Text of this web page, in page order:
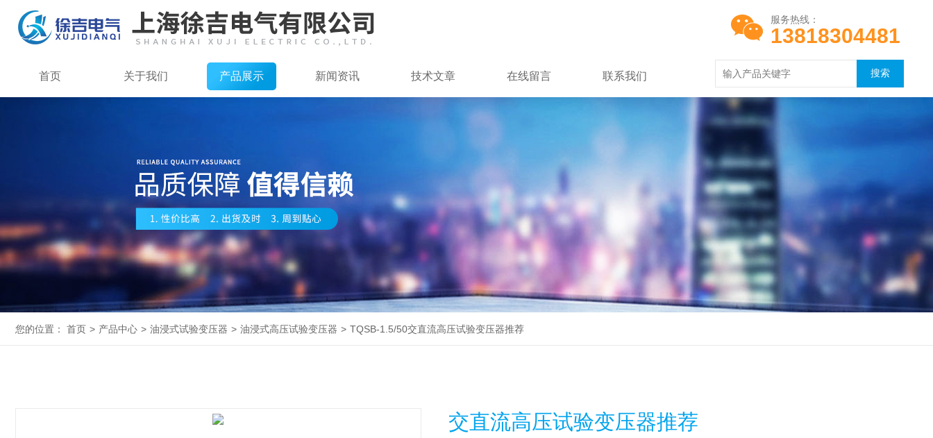
服务热线：
13818304481
首页 关于我们 产品展示 新闻资讯 技术文章 在线留言 联系我们
您的位置： 首页 > 产品中心 > 油浸式试验变压器 > 油浸式高压试验变压器 > TQSB-1.5/50交直流高压试验变压器推荐
交直流高压试验变压器推荐